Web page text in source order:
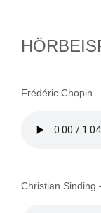
Frédéric Chopin
Christian Sinding